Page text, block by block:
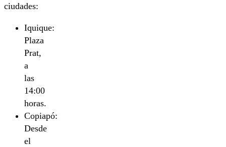
ciudades:
Iquique:
Plaza
Prat,
a
las
14:00
horas.
Copiapó:
Desde
el